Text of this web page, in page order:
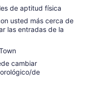
de aptitud física
usted más cerca de
las entradas de la
cambiar
de